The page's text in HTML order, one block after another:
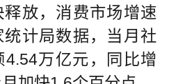
放，消费市场增速
计局数据，当月社
万亿元，同比增